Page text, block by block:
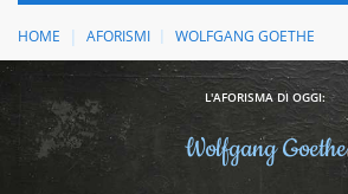
HOME AFORISMI WOLFGANG GOETHE
L'AFORISMA DI OGGI:
Wolfgang Goethe